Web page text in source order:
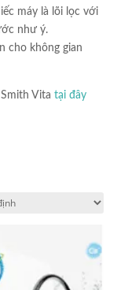
máy là lõi lọc với
như ý.
cho không gian
Vita tại đây